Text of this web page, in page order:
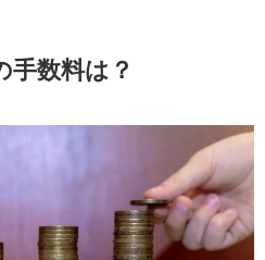
手数料は？